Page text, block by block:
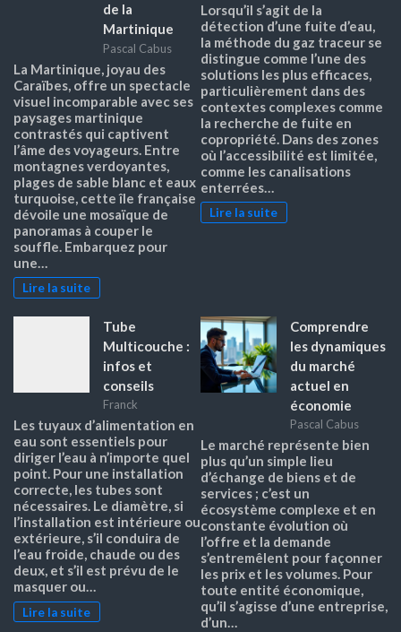
de la
Martinique
Pascal Cabus
La Martinique, joyau des
Caraïbes, offre un spectacle
visuel incomparable avec ses
paysages martinique
contrastés qui captivent
l’âme des voyageurs. Entre
montagnes verdoyantes,
plages de sable blanc et eaux
turquoise, cette île française
dévoile une mosaïque de
panoramas à couper le
souffle. Embarquez pour
une…
Lire la suite
Lorsqu’il s’agit de la
détection d’une fuite d’eau,
la méthode du gaz traceur se
distingue comme l’une des
solutions les plus efficaces,
particulièrement dans des
contextes complexes comme
la recherche de fuite en
copropriété. Dans des zones
où l’accessibilité est limitée,
comme les canalisations
enterrées…
Lire la suite
Tube
Multicouche :
infos et
conseils
Franck
Les tuyaux d’alimentation en
eau sont essentiels pour
diriger l’eau à n’importe quel
point. Pour une installation
correcte, les tubes sont
nécessaires. Le diamètre, si
l’installation est intérieure ou
extérieure, s’il conduira de
l’eau froide, chaude ou des
deux, et s’il est prévu de le
masquer ou…
Lire la suite
Comprendre
les dynamiques
du marché
actuel en
économie
Pascal Cabus
Le marché représente bien
plus qu’un simple lieu
d’échange de biens et de
services ; c’est un
écosystème complexe et en
constante évolution où
l’offre et la demande
s’entremêlent pour façonner
les prix et les volumes. Pour
toute entité économique,
qu’il s’agisse d’une entreprise,
d’un…